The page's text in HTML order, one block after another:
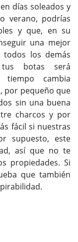
días soleados y
verano, podrías
y que, en su
una mejor
todos los demás
botas será
tiempo cambia
por pequeño que
sin una buena
charcos y por
fácil si nuestras
supuesto, este
así que no te
propiedades. Si
que también